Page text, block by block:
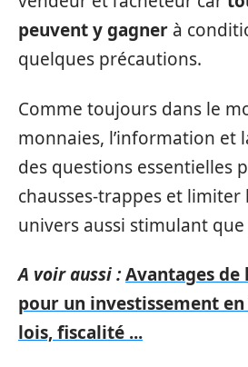
peuvent y gagner à
quelques précautions.
Comme toujours dans le
monnaies, l’information et
des questions essentielles
chausses-trappes et limiter
univers aussi stimulant
A voir aussi :Avantages
pour un investissement en
lois, fiscalité ...